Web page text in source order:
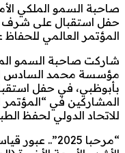
صاحبة السمو الملكي
حفل استقبال على شرف
المؤتمر العالمي
شاركت صاحبة السمو
مؤسسة محمد السادس
بأبوظبي، في حفل
المشاركين في “المؤتمر
للاتحاد الدولي لحفظ